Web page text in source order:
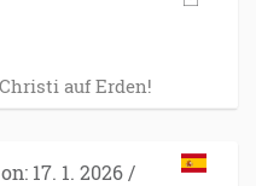
auf Erden!
17. 1. 2026 /